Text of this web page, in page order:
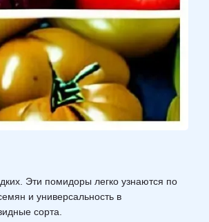
Эти помидоры легко узнаются по
и универсальность в
сорта.